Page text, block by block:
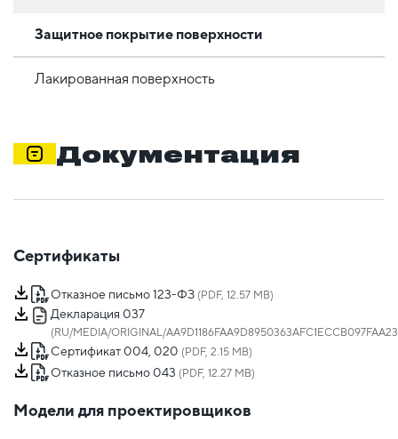
Защитное покрытие поверхности
Лакированная поверхность
Документация
Сертификаты
Отказное письмо 123-ФЗ (PDF, 12.57 MB)
Декларация 037
(RU/MEDIA/ORIGINAL/
Сертификат 004, 020 (PDF, 2.15 MB)
Отказное письмо 043 (PDF, 12.27 MB)
Модели для проектировщиков